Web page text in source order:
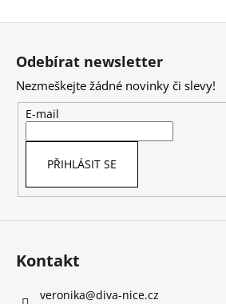
Z
Odebírat newsletter
Nezmeškejte žádné novinky či slevy!
E-mail
PŘIHLÁSIT SE
Kontakt
veronika@diva-nice.cz